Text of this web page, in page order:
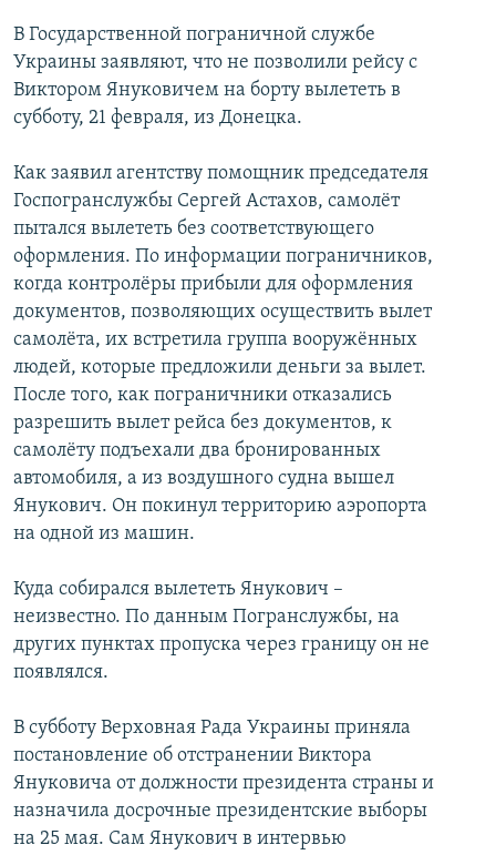
XƏBƏR BÜLLETENLƏRIMIZ
В Государственной пограничной службе
Украины заявляют, что не позволили рейсу с
Виктором Януковичем на борту вылететь в
субботу, 21 февраля, из Донецка.
Как заявил агентству помощник председателя
Госпогранслужбы Сергей Астахов, самолёт
пытался вылететь без соответствующего
оформления. По информации пограничников,
когда контролёры прибыли для оформления
документов, позволяющих осуществить вылет
самолёта, их встретила группа вооружённых
людей, которые предложили деньги за вылет.
После того, как пограничники отказались
разрешить вылет рейса без документов, к
самолёту подъехали два бронированных
автомобиля, а из воздушного судна вышел
Янукович. Он покинул территорию аэропорта
на одной из машин.
Куда собирался вылететь Янукович –
неизвестно. По данным Погранслужбы, на
других пунктах пропуска через границу он не
появлялся.
В субботу Верховная Рада Украины приняла
постановление об отстранении Виктора
Януковича от должности президента страны и
назначила досрочные президентские выборы
на 25 мая. Сам Янукович в интервью